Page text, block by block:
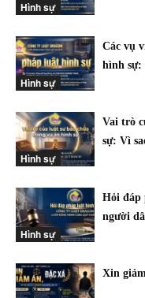
Hình sự
Hình sự
Các vụ
hình sự:
Hình sự
Vai trò
sự: Vì
Hình sự
Hỏi đáp
người
Xin